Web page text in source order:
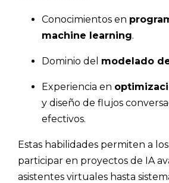
Conocimientos en
machine learning.
Dominio del modelado
Experiencia en
y diseño de flujos
efectivos.
Estas habilidades permiten a
participar en proyectos de IA
asistentes virtuales hasta